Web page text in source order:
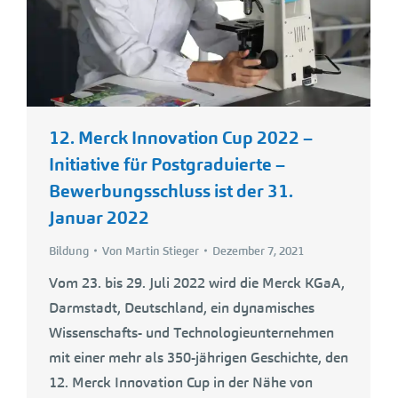
12. Merck Innovation Cup 2022 –
Initiative für Postgraduierte –
Bewerbungsschluss ist der 31.
Januar 2022
Bildung Von Martin Stieger Dezember 7, 2021
Vom 23. bis 29. Juli 2022 wird die Merck KGaA,
Darmstadt, Deutschland, ein dynamisches
Wissenschafts- und Technologieunternehmen
mit einer mehr als 350-jährigen Geschichte, den
12. Merck Innovation Cup in der Nähe von